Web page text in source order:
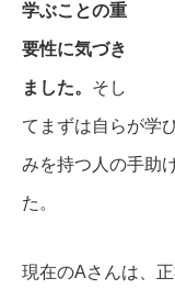
学ぶことの重
要性に気づき
ました。 そし
てまずは自らが学
みを持つ人の手助
た。
現在のAさんは、